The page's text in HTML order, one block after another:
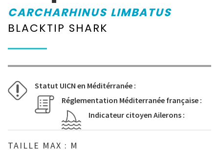
CARCHARHINUS LIMBATUS
BLACKTIP SHARK
Statut UICN en Méditérranée :
Réglementation Méditerranée française :
Indicateur citoyen Ailerons :
TAILLE MAX : M